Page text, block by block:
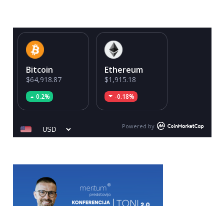
Bitcoin
$64,918.87
0.2%
Ethereum
$1,915.18
-0.18%
Powered by